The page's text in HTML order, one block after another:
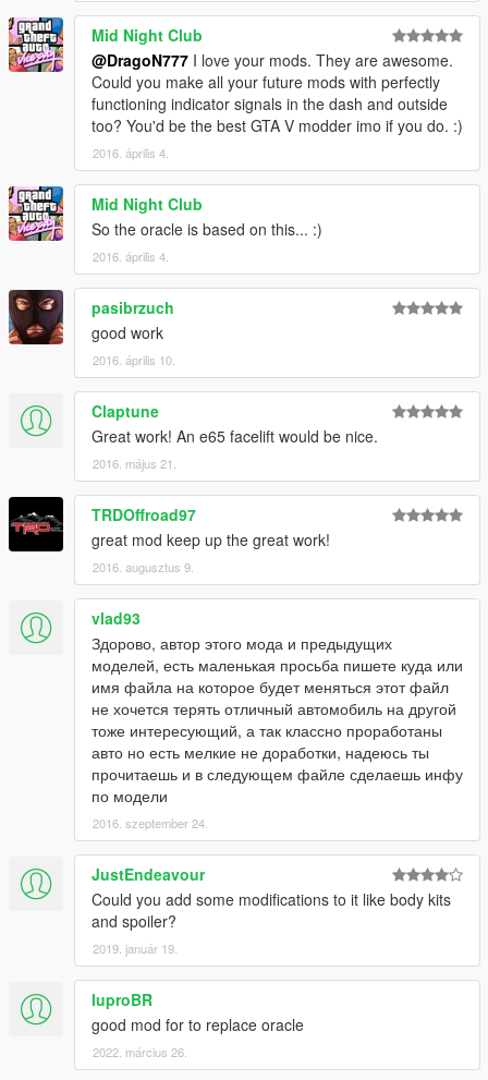
Mid Night Club
@DragoN777 I love your mods. They are awesome.
Could you make all your future mods with perfectly
functioning indicator signals in the dash and outside
too? You'd be the best GTA V modder imo if you do. :)
2016. április 4.
Mid Night Club
So the oracle is based on this... :)
2016. április 4.
pasibrzuch
good work
2016. április 10.
Claptune
Great work! An e65 facelift would be nice.
2016. május 21.
TRDOffroad97
great mod keep up the great work!
2016. augusztus 9.
vlad93
Здорово, автор этого мода и предыдущих
моделей, есть маленькая просьба пишете куда или
имя файла на которое будет меняться этот файл
не хочется терять отличный автомобиль на другой
тоже интересующий, а так классно проработаны
авто но есть мелкие не доработки, надеюсь ты
прочитаешь и в следующем файле сделаешь инфу
по модели
2016. szeptember 24.
JustEndeavour
Could you add some modifications to it like body kits
and spoiler?
2019. január 19.
luproBR
good mod for to replace oracle
2022. március 26.